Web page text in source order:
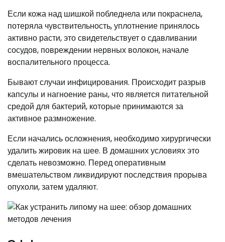
Если кожа над шишкой побледнела или покраснела,
потеряла чувствительность, уплотнение принялось
активно расти, это свидетельствует о сдавливании
сосудов, повреждении нервных волокон, начале
воспалительного процесса.
Бывают случаи инфицирования. Происходит разрыв
капсулы и нагноение раны, что является питательной
средой для бактерий, которые принимаются за
активное размножение.
Если начались осложнения, необходимо хирургически
удалить жировик на шее. В домашних условиях это
сделать невозможно. Перед оперативным
вмешательством ликвидируют последствия прорыва
опухоли, затем удаляют.